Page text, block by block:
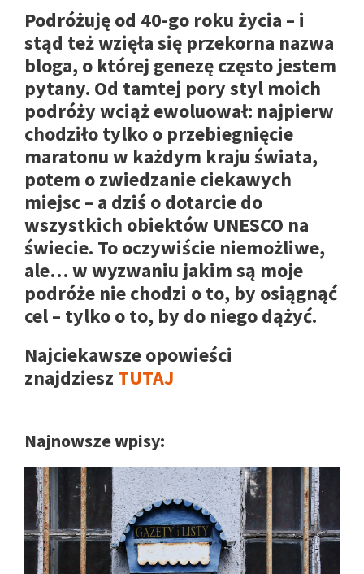
Podróżuję od 40-go roku życia – i
stąd też wzięła się przekorna nazwa
bloga, o której genezę często jestem
pytany. Od tamtej pory styl moich
podróży wciąż ewoluował: najpierw
chodziło tylko o przebiegnięcie
maratonu w każdym kraju świata,
potem o zwiedzanie ciekawych
miejsc – a dziś o dotarcie do
wszystkich obiektów UNESCO na
świecie. To oczywiście niemożliwe,
ale… w wyzwaniu jakim są moje
podróże nie chodzi o to, by osiągnąć
cel – tylko o to, by do niego dążyć.
Najciekawsze opowieści
znajdziesz TUTAJ
Najnowsze wpisy: